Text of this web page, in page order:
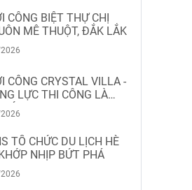
CÔNG BIỆT THỰ CHỊ
MÊ THUỘT, ĐẮK LẮK
CÔNG CRYSTAL VILLA -
LỰC THI CÔNG LÀ
TỔ CHỨC DU LỊCH HÈ
NHỊP BỨT PHÁ